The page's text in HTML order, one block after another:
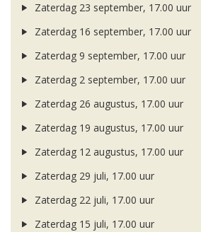
Zaterdag 23 september, 17.00 uur
Zaterdag 16 september, 17.00 uur
Zaterdag 9 september, 17.00 uur
Zaterdag 2 september, 17.00 uur
Zaterdag 26 augustus, 17.00 uur
Zaterdag 19 augustus, 17.00 uur
Zaterdag 12 augustus, 17.00 uur
Zaterdag 29 juli, 17.00 uur
Zaterdag 22 juli, 17.00 uur
Zaterdag 15 juli, 17.00 uur